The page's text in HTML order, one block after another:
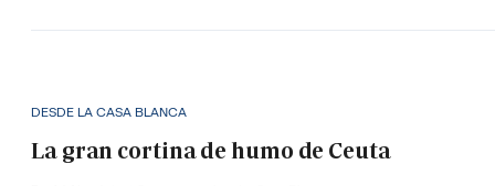
DESDE LA CASA BLANCA
La gran cortina de humo de Ceuta